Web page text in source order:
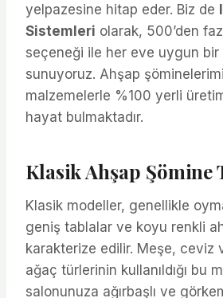
yelpazesine hitap eder. Biz de
Sistemleri olarak, 500’den
seçeneği ile her eve uygun bir
sunuyoruz. Ahşap
malzemelerle %100 yerli
hayat bulmaktadır.
Klasik Ahşap Şömine
Klasik modeller, genellikle
geniş tablalar ve koyu renkli
karakterize edilir. Meşe, ceviz
ağaç türlerinin kullanıldığı bu
salonunuza ağırbaşlı ve